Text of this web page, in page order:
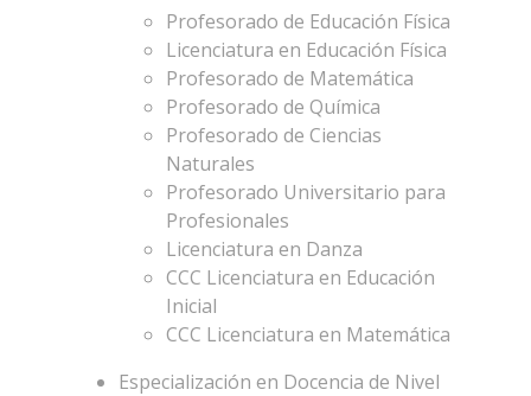
Profesorado de Educación Física
Licenciatura en Educación Física
Profesorado de Matemática
Profesorado de Química
Profesorado de Ciencias
Naturales
Profesorado Universitario para
Profesionales
Licenciatura en Danza
CCC Licenciatura en Educación
Inicial
CCC Licenciatura en Matemática
Especialización en Docencia de Nivel